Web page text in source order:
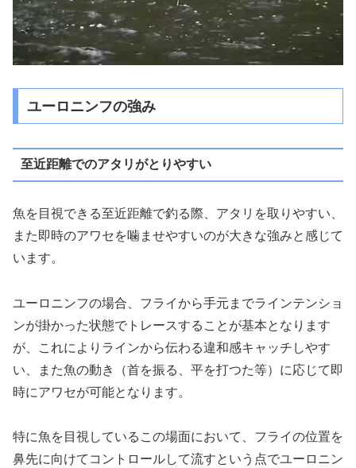
ユーロニンフの強み
至近距離でのアタリがとりやすい
魚を目視できる至近距離で釣る際、アタリを取りやすい、
また即時のアワセを噛ませやすいのが大きな強みと感じて
います。
ユーロニンフの場合、フライから手元までラインテンショ
ンが掛かった状態でトレースすることが基本となります
が、これによりラインから伝わる違和感キャッチしやす
い、また魚の動き（首を振る、平を打つた等）に応じて即
時にアワセが可能となります。
特に魚を目視しているこの場面において、フライの位置を
鼻先に向けてコントロールして流すという点でユーロニン